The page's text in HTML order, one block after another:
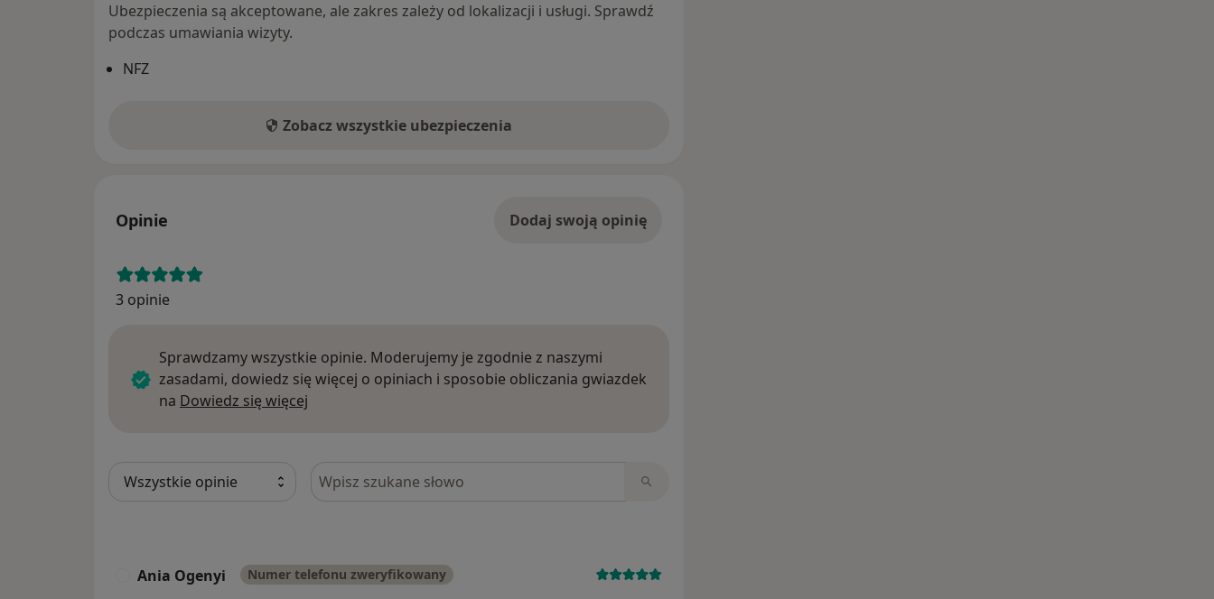
Ubezpieczenia są akceptowane, ale zakres zależy od lokalizacji i usługi. Sprawdź
podczas umawiania wizyty.
NFZ
Zobacz wszystkie ubezpieczenia
Opinie Dodaj swoją opinię
3 opinie
Sprawdzamy wszystkie opinie. Moderujemy je zgodnie z naszymi
zasadami, dowiedz się więcej o opiniach i sposobie obliczania gwiazdek
na Dowiedz się więcej
Szukaj w opiniach
Ania Ogenyi Numer telefonu zweryfikowany